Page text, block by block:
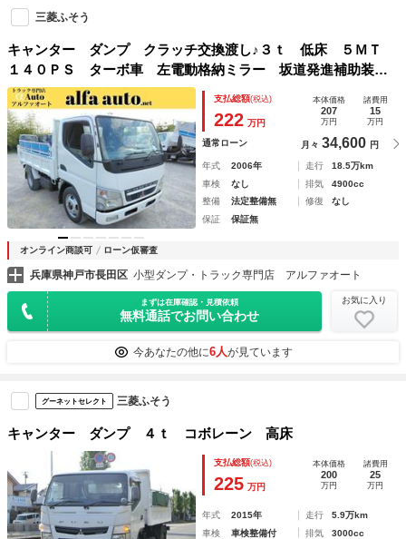
三菱ふそう
キャンター ダンプ クラッチ交換渡し♪３ｔ 低床 ５ＭＴ
１４０ＰＳ ターボ車 左電動格納ミラー 坂道発進補助装
置 新明和製 ４ナンバー登録 コボレーン ３トン 積載３
０００ｋｇ アドブルーなし 煤焼きなし Ｎｏ．８０７
支払総額(税込)
222 万円
本体価格
207
万円
諸費用
15
万円
通常ローン 月々 34,600 円
年式 2006年 走行
18.5万km
車検
なし 排気
4900cc
整備
法定整備無 修復
なし
保証
保証無
オンライン商談可 ローン仮審査
兵庫県神戸市長田区 小型ダンプ・トラック専門店 アルファオート
まずは在庫確認・見積依頼
無料通話でお問い合わせ
お気に入り
今あなたの他に6人が見ています
グーネットセレクト 三菱ふそう
キャンター ダンプ ４ｔ コボレーン 高床
支払総額(税込)
225 万円
本体価格
200
万円
諸費用
25
万円
年式 2015年 走行
5.9万km
車検
車検整備付 排気
3000cc